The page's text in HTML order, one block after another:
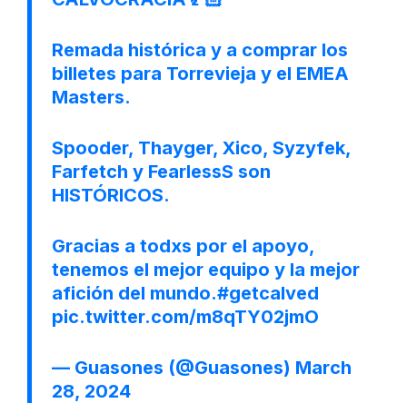
Remada histórica y a comprar los
billetes para Torrevieja y el EMEA
Masters.
Spooder, Thayger, Xico, Syzyfek,
Farfetch y FearlessS son
HISTÓRICOS.
Gracias a todxs por el apoyo,
tenemos el mejor equipo y la mejor
afición del mundo.#getcalved
pic.twitter.com/m8qTY02jmO
— Guasones (@Guasones) March
28, 2024